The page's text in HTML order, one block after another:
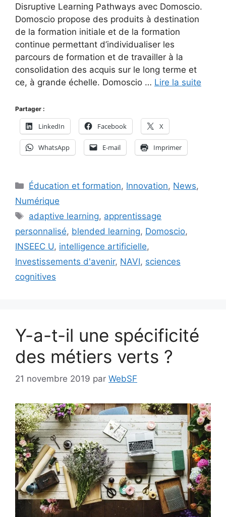
Disruptive Learning Pathways avec Domoscio.
Domoscio propose des produits à destination
de la formation initiale et de la formation
continue permettant d’individualiser les
parcours de formation et de travailler à la
consolidation des acquis sur le long terme et
ce, à grande échelle. Domoscio … Lire la suite
Partager :
LinkedIn Facebook X
WhatsApp E-mail Imprimer
Catégories
Éducation et formation, Innovation, News,
Numérique
Étiquettes
adaptive learning, apprentissage
personnalisé, blended learning, Domoscio,
INSEEC U, intelligence artificielle,
Investissements d'avenir, NAVI, sciences
cognitives
Y-a-t-il une spécificité
des métiers verts ?
21 novembre 2019 par WebSF